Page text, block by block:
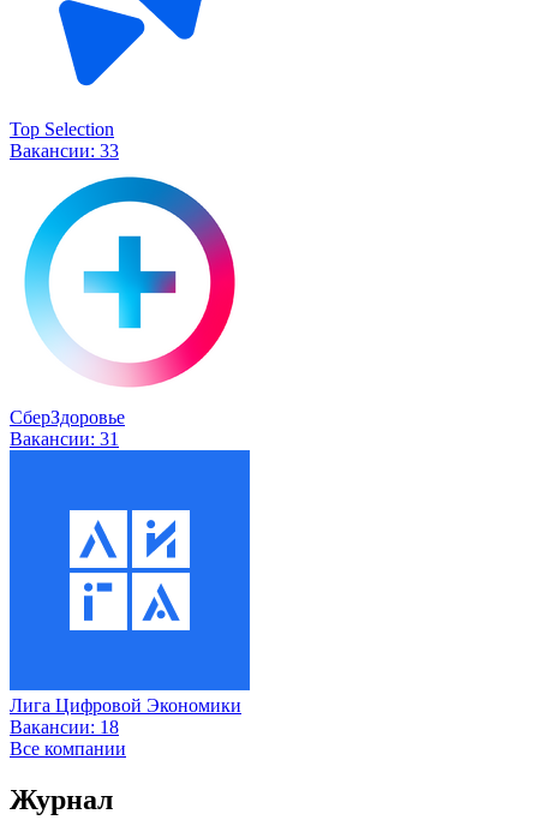
Top Selection
Вакансии: 33
СберЗдоровье
Вакансии: 31
Лига Цифровой Экономики
Вакансии: 18
Все компании
Журнал